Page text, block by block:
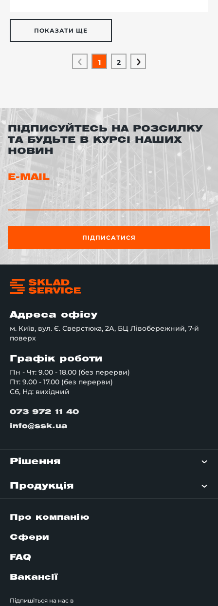
ПОКАЗАТИ ЩЕ
1 2
ПІДПИСУЙТЕСЬ НА РОЗСИЛКУ
ТА БУДЬТЕ В КУРСІ НАШИХ
НОВИН
E-MAIL
ПІДПИСАТИСЯ
Адреса офісу
м. Київ, вул. Є. Сверстюка, 2А, БЦ Лівобережний, 7-й
поверх
Графік роботи
Пн - Чт: 9.00 - 18.00 (без перерви)
Пт: 9.00 - 17.00 (без перерви)
Сб, Нд: вихідний
073 972 11 40
info@ssk.ua
Рішення
Продукція
Про компанію
Сфери
FAQ
Вакансії
Підпишіться на нас в